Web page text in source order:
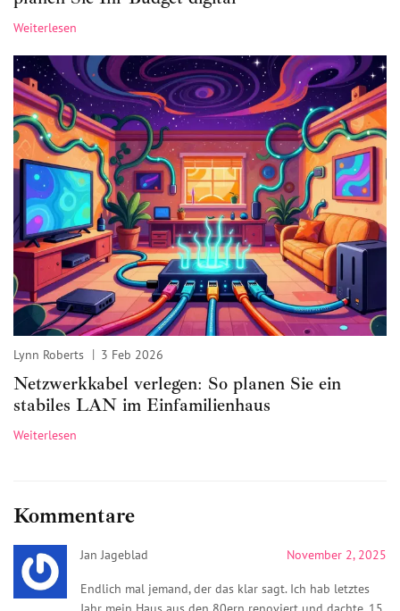
Weiterlesen
Lynn Roberts 3 Feb 2026
Netzwerkkabel verlegen: So planen Sie ein
stabiles LAN im Einfamilienhaus
Weiterlesen
Kommentare
Jan Jageblad November 2, 2025
Endlich mal jemand, der das klar sagt. Ich hab letztes